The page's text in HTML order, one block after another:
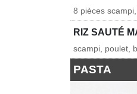
8 pièces
RIZ SAUTÉ
scampi, poulet,
PASTA